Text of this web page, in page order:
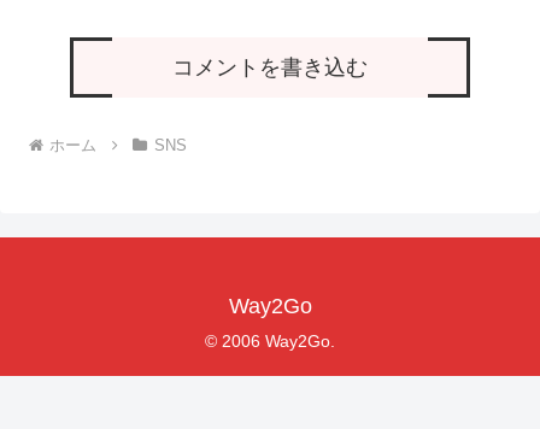
コメントを書き込む
ホーム SNS
Way2Go
© 2006 Way2Go.